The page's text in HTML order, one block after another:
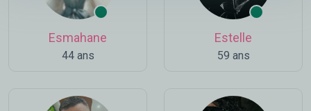
Esmahane
44 ans
Estelle
59 ans